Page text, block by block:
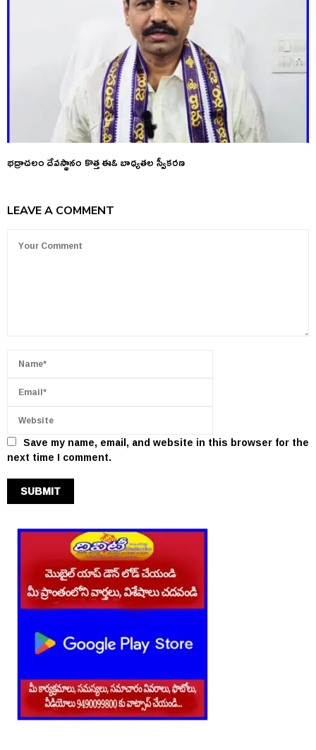
భద్రాచలం దేవస్థానం కొత్త ఈఓ బాధ్యతల స్వీకరణ
LEAVE A COMMENT
Save my name, email, and website in this browser for the
next time I comment.